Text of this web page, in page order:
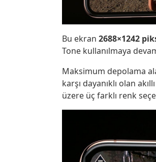
Bu ekran 2688×1242
Tone kullanılmaya
Maksimum depolama
karşı dayanıklı olan
üzere üç farklı renk